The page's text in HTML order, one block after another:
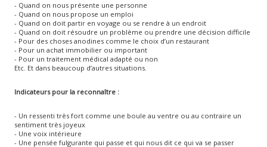
- Quand on nous présente une personne
- Quand on nous propose un emploi
- Quand on doit partir en voyage ou se rendre à un endroit
- Quand on doit résoudre un problème ou prendre une décision difficile
- Pour des choses anodines comme le choix d’un restaurant
- Pour un achat immobilier ou important
- Pour un traitement médical adapté ou non
Etc. Et dans beaucoup d’autres situations.
Indicateurs pour la reconnaître :
- Un ressenti très fort comme une boule au ventre ou au contraire un
sentiment très joyeux
- Une voix intérieure
- Une pensée fulgurante qui passe et qui nous dit ce qui va se passer